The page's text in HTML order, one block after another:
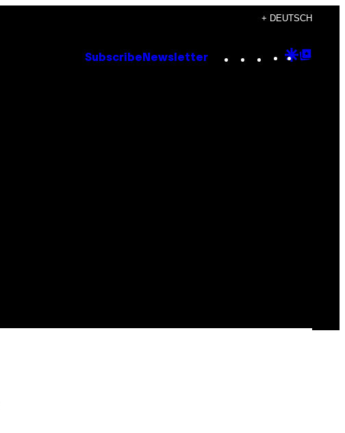
+ DEUTSCH
Subscribe Newsletter Instagram
TikTok
YouTube
Google